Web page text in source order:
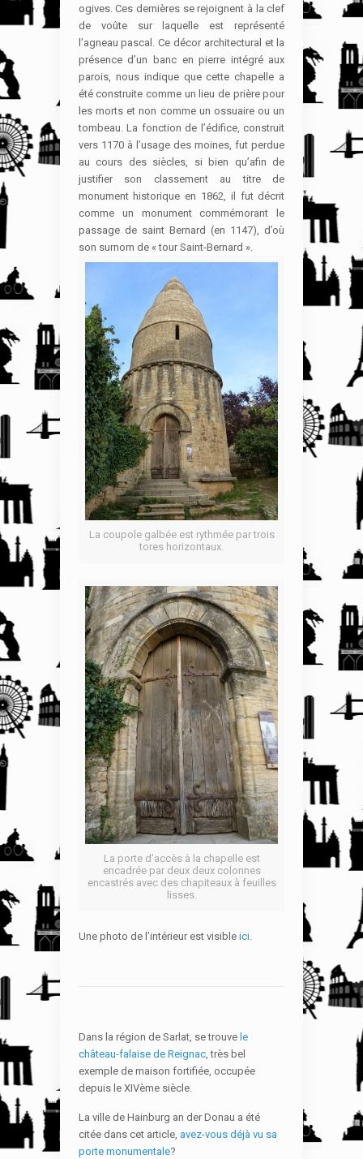
ogives. Ces dernières se rejoignent à la clef
de voûte sur laquelle est représenté
l’agneau pascal. Ce décor architectural et la
présence d’un banc en pierre intégré aux
parois, nous indique que cette chapelle a
été construite comme un lieu de prière pour
les morts et non comme un ossuaire ou un
tombeau. La fonction de l’édifice, construit
vers 1170 à l’usage des moines, fut perdue
au cours des siècles, si bien qu’afin de
justifier son classement au titre de
monument historique en 1862, il fut décrit
comme un monument commémorant le
passage de saint Bernard (en 1147), d’où
son surnom de « tour Saint-Bernard ».
La coupole galbée est rythmée par trois
tores horizontaux.
La porte d’accès à la chapelle est
encadrée par deux deux colonnes
encastrés avec des chapiteaux à feuilles
lisses.
Une photo de l’intérieur est visible ici.
Dans la région de Sarlat, se trouve le
château-falaise de Reignac, très bel
exemple de maison fortifiée, occupée
depuis le XIVème siècle.
La ville de Hainburg an der Donau a été
citée dans cet article, avez-vous déjà vu sa
porte monumentale?